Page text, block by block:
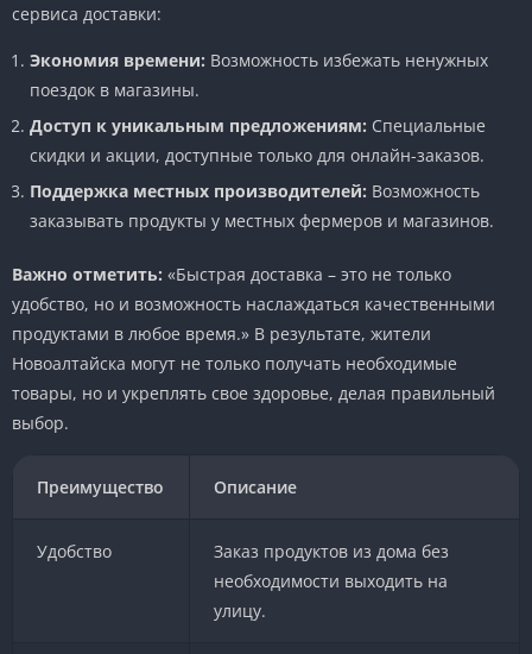
сервиса доставки:
Экономия времени: Возможность избежать ненужных
поездок в магазины.
Доступ к уникальным предложениям: Специальные
скидки и акции, доступные только для онлайн-заказов.
Поддержка местных производителей: Возможность
заказывать продукты у местных фермеров и магазинов.
Важно отметить: «Быстрая доставка – это не только
удобство, но и возможность наслаждаться качественными
продуктами в любое время.» В результате, жители
Новоалтайска могут не только получать необходимые
товары, но и укреплять свое здоровье, делая правильный
выбор.
Преимущество Описание
Удобство
Заказ продуктов из дома без
необходимости выходить на
улицу.